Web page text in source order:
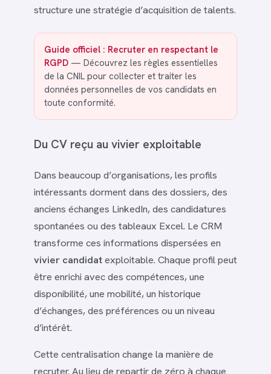
structure une stratégie d’acquisition de talents.
Guide officiel : Recruter en respectant le
RGPD — Découvrez les règles essentielles
de la CNIL pour collecter et traiter les
données personnelles de vos candidats en
toute conformité.
Du CV reçu au vivier exploitable
Dans beaucoup d’organisations, les profils
intéressants dorment dans des dossiers, des
anciens échanges LinkedIn, des candidatures
spontanées ou des tableaux Excel. Le CRM
transforme ces informations dispersées en
vivier candidatexploitable. Chaque profil peut
être enrichi avec des compétences, une
disponibilité, une mobilité, un historique
d’échanges, des préférences ou un niveau
d’intérêt.
Cette centralisation change la manière de
recruter. Au lieu de repartir de zéro à chaque